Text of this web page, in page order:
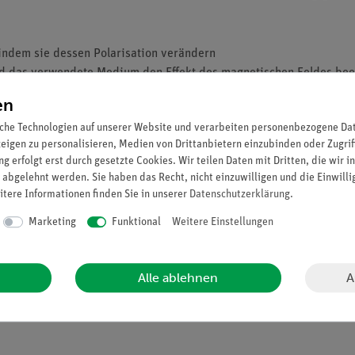
sie dessen Polarisation verändern
verwendete Medium den Effekt des magnetischen Feldes
den Polstücken benutze die axiale Hall´sche Sonde des
Integration und dem Verhältnis der maximalen Flussdichte
vom Spulenstrom und zur Ermittlung der Beziehung
konstant ist.
von der Hauptflussdichte benutze verschiede Farbfilter.
Wellenlänge aus.
Technologien auf unserer Website und verarbeiten personenbezogene
zu personalisieren, Medien von Drittanbietern einzubinden oder
erfolgt erst durch gesetzte Cookies. Wir teilen Daten mit Dritten, die wir
werden. Sie haben das Recht, nicht einzuwilligen und die
Informationen finden Sie in unserer Daten­schutz­erklärung.
Marketing Funktional Weitere Einstellungen
Alle ablehnen